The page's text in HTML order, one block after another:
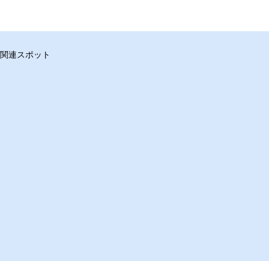
関連スポット